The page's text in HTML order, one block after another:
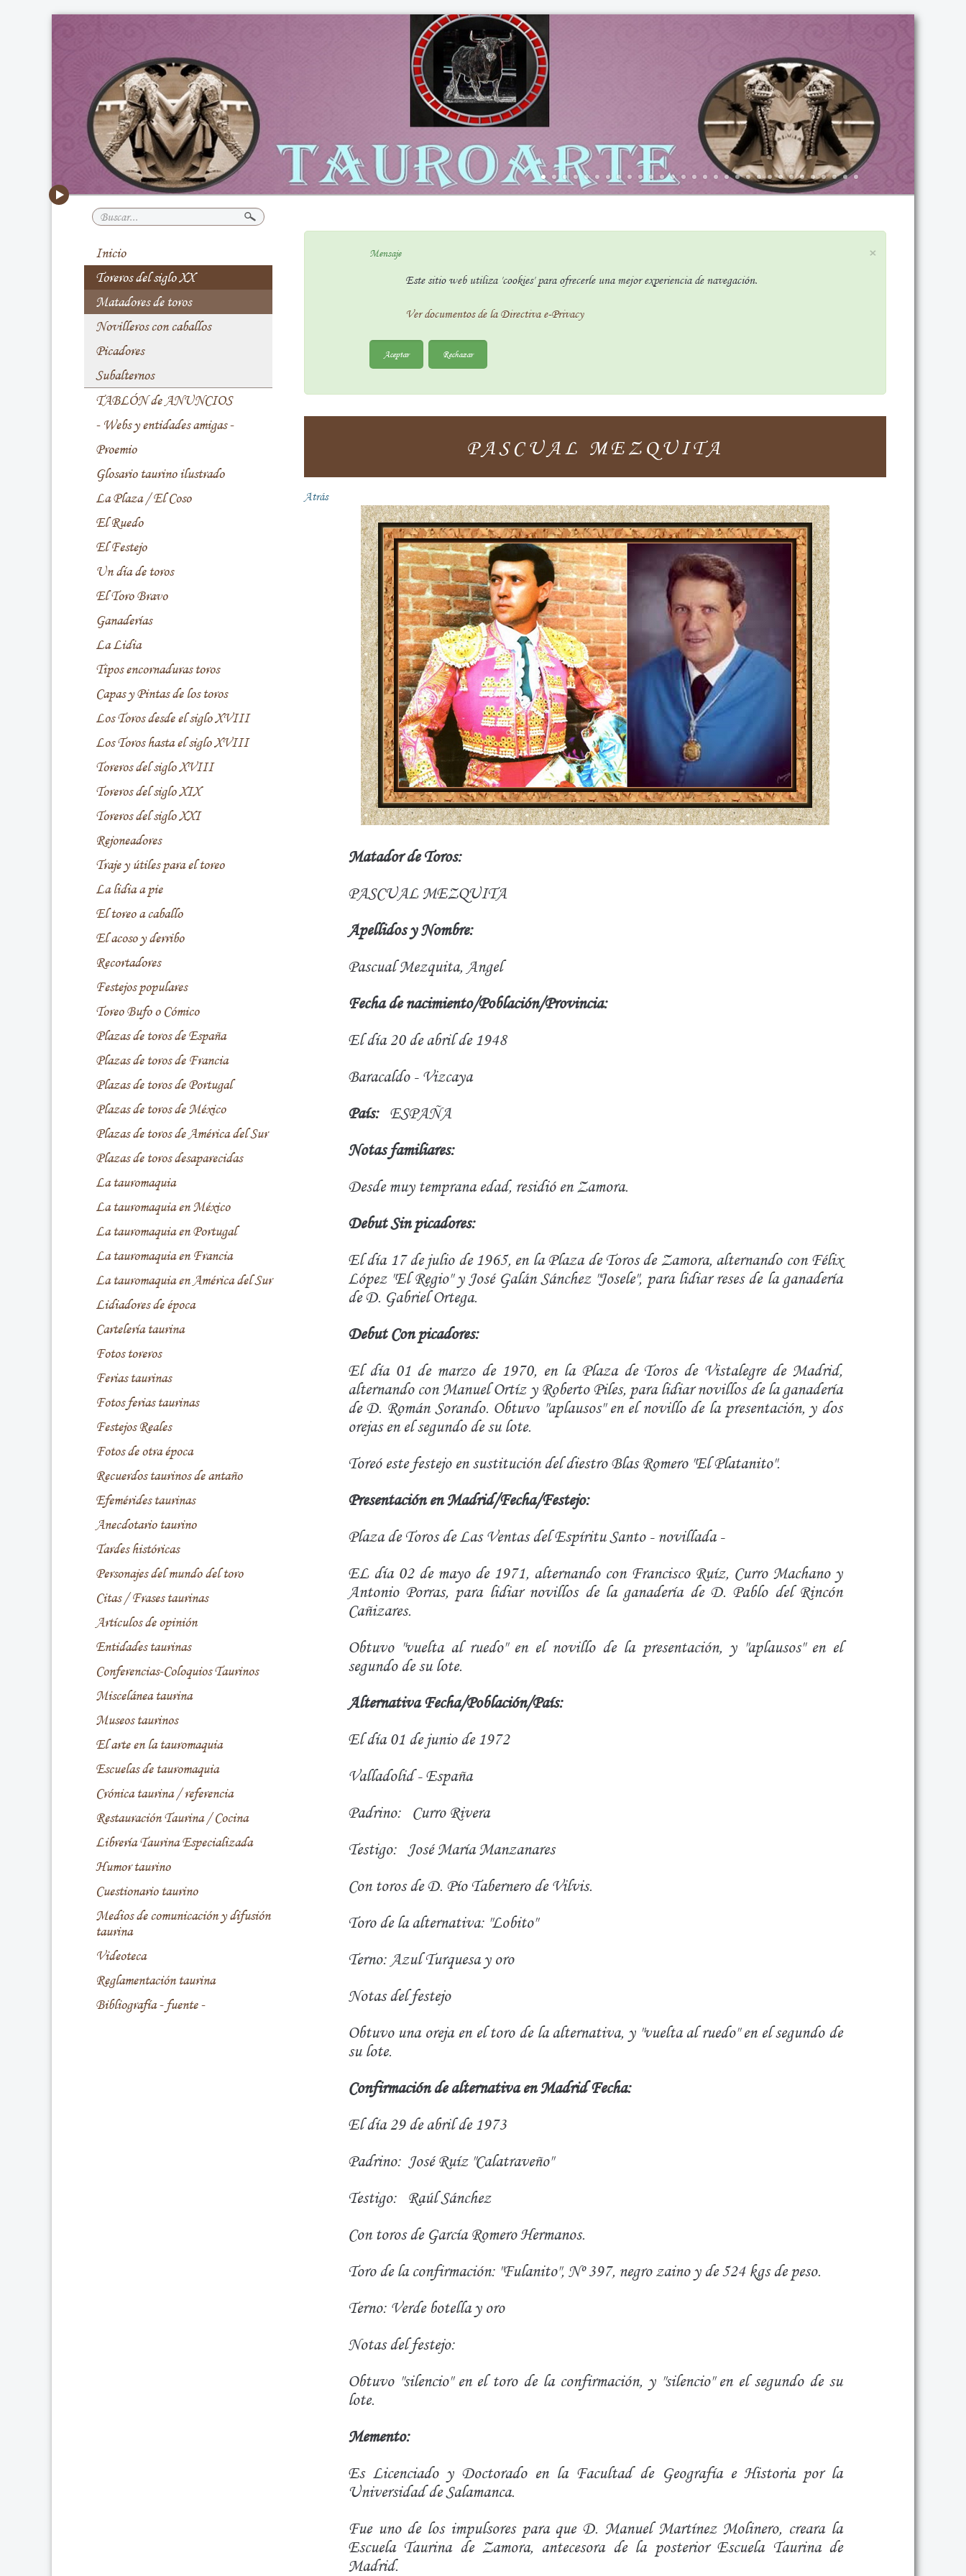
Buscar...
Inicio
Toreros del siglo XX
Matadores de toros
Novilleros con caballos
Picadores
Subalternos
TABLÓN de ANUNCIOS
- Webs y entidades amigas -
Proemio
Glosario taurino ilustrado
La Plaza / El Coso
El Ruedo
El Festejo
Un día de toros
El Toro Bravo
Ganaderías
La Lidia
Tipos encornaduras toros
Capas y Pintas de los toros
Los Toros desde el siglo XVIII
Los Toros hasta el siglo XVIII
Toreros del siglo XVIII
Toreros del siglo XIX
Toreros del siglo XXI
Rejoneadores
Traje y útiles para el toreo
La lidia a pie
El toreo a caballo
El acoso y derribo
Recortadores
Festejos populares
Toreo Bufo o Cómico
Plazas de toros de España
Plazas de toros de Francia
Plazas de toros de Portugal
Plazas de toros de México
Plazas de toros de América del Sur
Plazas de toros desaparecidas
La tauromaquia
La tauromaquia en México
La tauromaquia en Portugal
La tauromaquia en Francia
La tauromaquia en América del Sur
Lidiadores de época
Cartelería taurina
Fotos toreros
Ferias taurinas
Fotos ferias taurinas
Festejos Reales
Fotos de otra época
Recuerdos taurinos de antaño
Efemérides taurinas
Anecdotario taurino
Tardes históricas
Personajes del mundo del toro
Citas / Frases taurinas
Artículos de opinión
Entidades taurinas
Conferencias-Coloquios Taurinos
Miscelánea taurina
Museos taurinos
El arte en la tauromaquia
Escuelas de tauromaquia
Crónica taurina / referencia
Restauración Taurina / Cocina
Librería Taurina Especializada
Humor taurino
Cuestionario taurino
Medios de comunicación y difusión
taurina
Videoteca
Reglamentación taurina
Bibliografía - fuente -
×
Mensaje
Este sitio web utiliza 'cookies' para ofrecerle una mejor experiencia de navegación.
Ver documentos de la Directiva e-Privacy
Aceptar Rechazar
PASCUAL MEZQUITA
Atrás
Matador de Toros:
PASCUAL MEZQUITA
Apellidos y Nombre:
Pascual Mezquita, Angel
Fecha de nacimiento/Población/Provincia:
El día 20 de abril de 1948
Baracaldo - Vizcaya
País: ESPAÑA
Notas familiares:
Desde muy temprana edad, residió en Zamora.
Debut Sin picadores:
El día 17 de julio de 1965, en la Plaza de Toros de Zamora, alternando con Félix
López "El Regio" y José Galán Sánchez "Josele", para lidiar reses de la ganadería
de D. Gabriel Ortega.
Debut Con picadores:
El día 01 de marzo de 1970, en la Plaza de Toros de Vistalegre de Madrid,
alternando con Manuel Ortíz y Roberto Piles, para lidiar novillos de la ganadería
de D. Román Sorando. Obtuvo "aplausos" en el novillo de la presentación, y dos
orejas en el segundo de su lote.
Toreó este festejo en sustitución del diestro Blas Romero "El Platanito".
Presentación en Madrid/Fecha/Festejo:
Plaza de Toros de Las Ventas del Espíritu Santo - novillada -
EL día 02 de mayo de 1971, alternando con Francisco Ruíz, Curro Machano y
Antonio Porras, para lidiar novillos de la ganadería de D. Pablo del Rincón
Cañizares.
Obtuvo "vuelta al ruedo" en el novillo de la presentación, y "aplausos" en el
segundo de su lote.
Alternativa Fecha/Población/País:
El día 01 de junio de 1972
Valladolid - España
Padrino:
Curro Rivera
Testigo:
José María Manzanares
Con toros de D. Pío Tabernero de Vilvis.
Toro de la alternativa: "Lobito"
Terno: Azul Turquesa y oro
Notas del festejo
Obtuvo una oreja en el toro de la alternativa, y "vuelta al ruedo" en el segundo de
su lote.
Confirmación de alternativa en Madrid Fecha:
El día 29 de abril de 1973
Padrino: José Ruíz "Calatraveño"
Testigo:
Raúl Sánchez
Con toros de García Romero Hermanos.
Toro de la confirmación: "Fulanito", Nº 397, negro zaino y de 524 kgs de peso.
Terno: Verde botella y oro
Notas del festejo:
Obtuvo "silencio" en el toro de la confirmación, y "silencio" en el segundo de su
lote.
Memento:
Es Licenciado y Doctorado en la Facultad de Geografía e Historia por la
Universidad de Salamanca.
Fue uno de los impulsores para que D. Manuel Martínez Molinero, creara la
Escuela Taurina de Zamora, antecesora de la posterior Escuela Taurina de
Madrid.